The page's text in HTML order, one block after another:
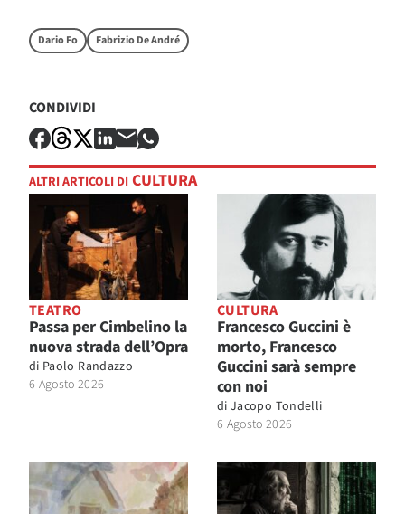
Dario Fo Fabrizio De André
CONDIVIDI
ALTRI ARTICOLI DI CULTURA
TEATRO
Passa per Cimbelino la
nuova strada dell’Opra
di Paolo Randazzo
6 Agosto 2026
CULTURA
Francesco Guccini è
morto, Francesco
Guccini sarà sempre
con noi
di Jacopo Tondelli
6 Agosto 2026